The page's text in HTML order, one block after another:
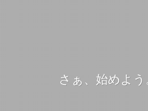
さぁ、始めよう